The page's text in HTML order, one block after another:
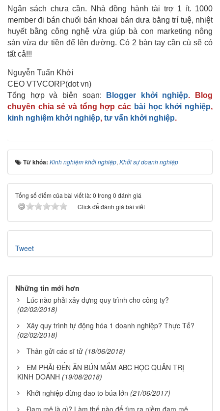
Ngân sách chưa cần. Nhà đồng hành tài trợ 1 ít. 1000
member đi bán chuối bán khoai bán dưa bằng trí tuệ, nhiệt
huyết bằng công nghệ vừa giúp bà con marketing nông
sản vừa dư tiền để lên đường. Có 2 bàn tay cần cù sẽ có
tất cả!!!
Nguyễn Tuấn Khởi
CEO VTVCORP(dot vn)
Tổng hợp và biên soạn:
Blogger khởi nghiệp. Blog
chuyên chia sẻ và tổng hợp các bài học khởi nghiệp,
kinh nghiệm khởi nghiệp, tư vấn khởi nghiệp.
Từ khóa: Kinh nghiệm khởi nghiệp, Khởi sự doanh nghiệp
Tổng số điểm của bài viết là: 0 trong 0 đánh giá
Click để đánh giá bài viết
Tweet
Những tin mới hơn
Lúc nào phải xây dựng quy trình cho công ty?
(02/02/2018)
Xây quy trình tự động hóa 1 doanh nghiệp? Thực Tế?
(02/02/2018)
Thân gửi các sĩ tử (18/06/2018)
EM PHẢI ĐẾN ĂN BÚN MẮM ABC HỌC QUẢN TRỊ
KINH DOANH (19/08/2018)
Khởi nghiệp đừng đao to búa lớn (21/06/2017)